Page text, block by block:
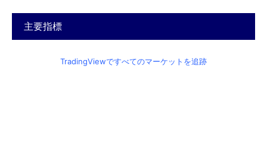
主要指標
TradingViewですべてのマーケットを追跡